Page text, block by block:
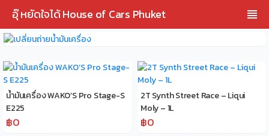
อุ๊ หยัดใจได้ House of Cars Phuket
น้ำมันเครื่อง WAKO’S Pro Stage-S
E225
฿0
2T Synth Street Race – Liqui
Moly – 1L
฿0